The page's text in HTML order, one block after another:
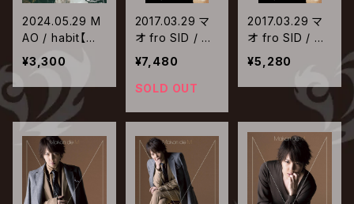
2024.05.29 M
AO / habit【通
常盤】
¥3,300
2017.03.29 マ
オ fro SID / Ma
ison de M vol.
1 in Billboard L
ive TOKYO【初
¥7,480
SOLD OUT
2017.03.29 マ
オ fro SID / Ma
ison de M vol.
1 in Billboard L
ive TOKYO【通
¥5,280